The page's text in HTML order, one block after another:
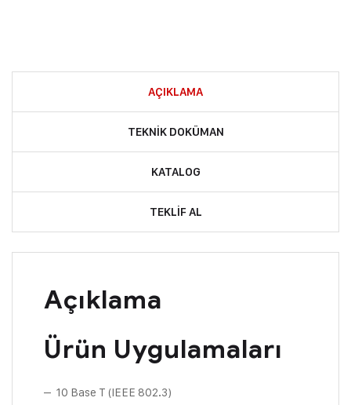
AÇIKLAMA
TEKNIK DOKÜMAN
KATALOG
TEKLIF AL
Açıklama
Ürün Uygulamaları
– 10 Base T (IEEE 802.3)